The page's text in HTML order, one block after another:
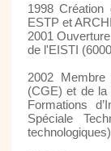
1998
ESTP et
2001
de l'EISTI
2002
(CGE) et de
Formations
Spéciale
technologiques)